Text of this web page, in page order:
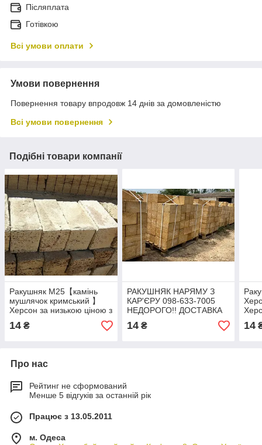
Післяплата
Готівкою
Всі умови оплати
Умови повернення
Повернення товару впродовж 14 днів за домовленістю
Всі умови повернення
Подібні товари компанії
Ракушняк М25【камінь
мушлячок кримський 】
Херсон за низькою ціною з
доставкою ➥ купити
сьогодні! ☎+38(098)-633-
14 ₴
РАКУШНЯК НАРЯМУ З
КАР'ЄРУ 098-633-7005
НЕДОРОГО!! ДОСТАВКА
РАКУШНЯКА ! Одеська
кар'єра ракушняк
14₴ 14
Про нас
Рейтинг не сформований
Менше 5 відгуків за останній рік
Працює з 13.05.2011
м. Одеса